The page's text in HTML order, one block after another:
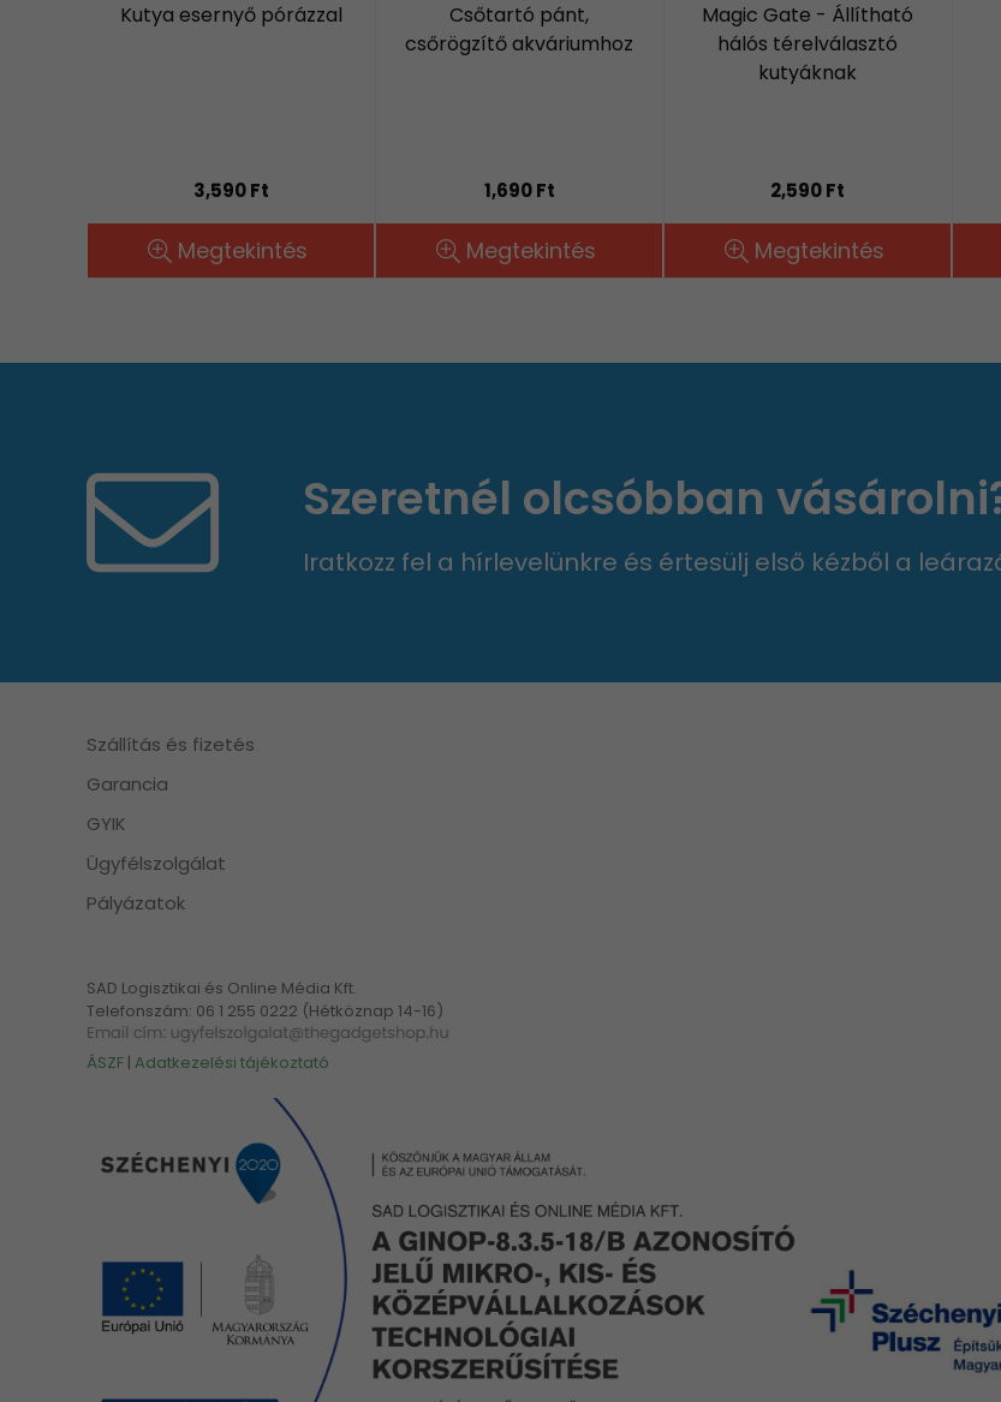
Kutya esernyő pórázzal
3,590 Ft
Megtekintés
Csőtartó pánt,
csőrögzítő akváriumhoz
1,690 Ft
Megtekintés
Magic Gate - Állítható
hálós térelválasztó
kutyáknak
2,590 Ft
Megtekintés
Szeretnél olcsóbban
Iratkozz fel a hírlevelünkre és értesülj első kézből a
Szállítás és fizetés
Garancia
GYIK
Ügyfélszolgálat
Pályázatok
SAD Logisztikai és Online Média Kft.
Telefonszám: 06 1 255 0222 (Hétköznap 14-16)
ÁSZF | Adatkezelési tájékoztató